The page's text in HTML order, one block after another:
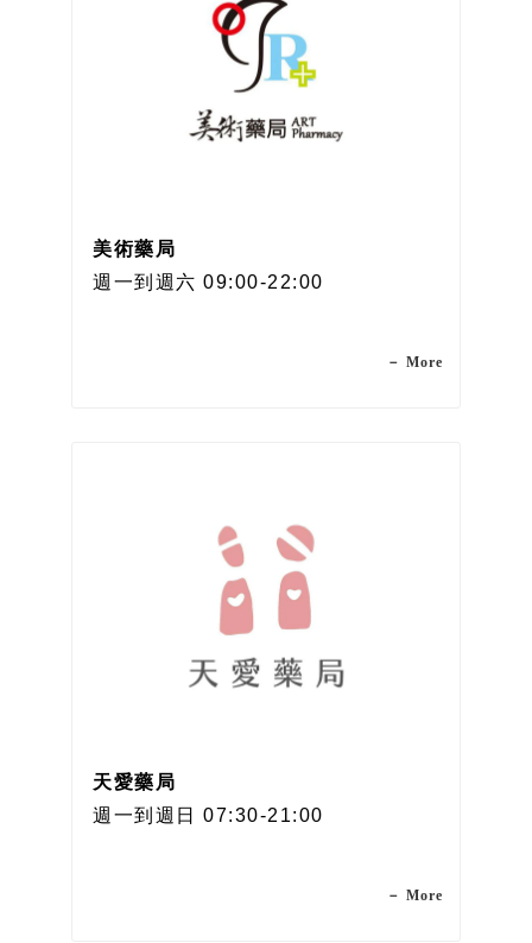
美術藥局
週一到週六 09:00-22:00
－ More
天愛藥局
週一到週日 07:30-21:00
－ More